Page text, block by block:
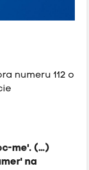
numeru 112 o
me'. (…)
na